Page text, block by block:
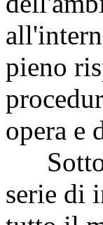
pieno
opera e
serie di